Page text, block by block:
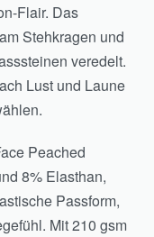
Flair. Das
Stehkragen und
veredelt.
Lust und Laune
Peached
8% Elasthan,
Passform,
Mit 210 gsm